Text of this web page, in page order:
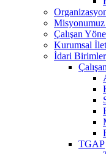
Çalışan
Kurumsal
İdari
TGAP